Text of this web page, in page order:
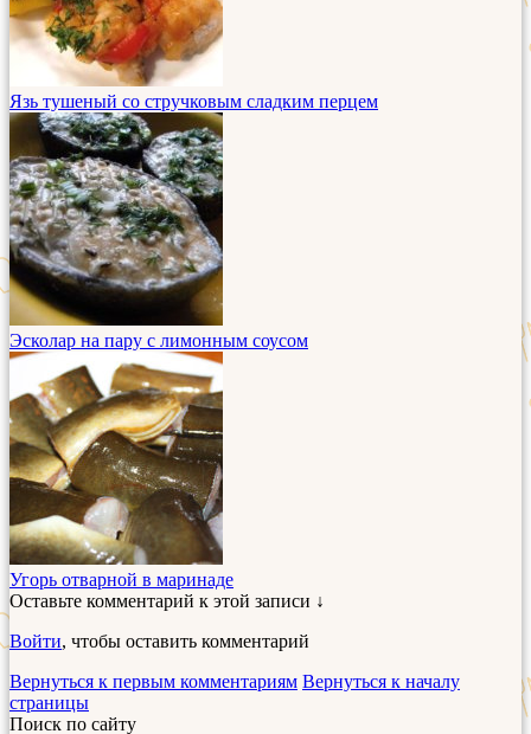
Язь тушеный со стручковым сладким перцем
Эсколар на пару с лимонным соусом
Угорь отварной в маринаде
Оставьте комментарий к этой записи ↓
Войти, чтобы оставить комментарий
Вернуться к первым комментариям Вернуться к началу
страницы
Поиск по сайту